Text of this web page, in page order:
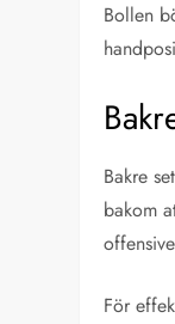
Bollen
Bakre
bakom
För